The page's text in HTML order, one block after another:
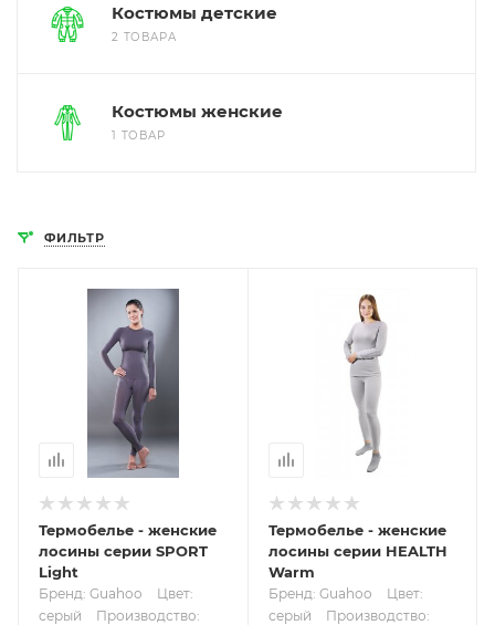
Костюмы детские
2 ТОВАРА
Костюмы женские
1 ТОВАР
ФИЛЬТР
Термобелье - женские
лосины серии SPORT
Light
Бренд: Guahoo
Цвет:
серый
Производство:
Термобелье - женские
лосины серии HEALTH
Warm
Бренд: Guahoo
Цвет:
серый
Производство: